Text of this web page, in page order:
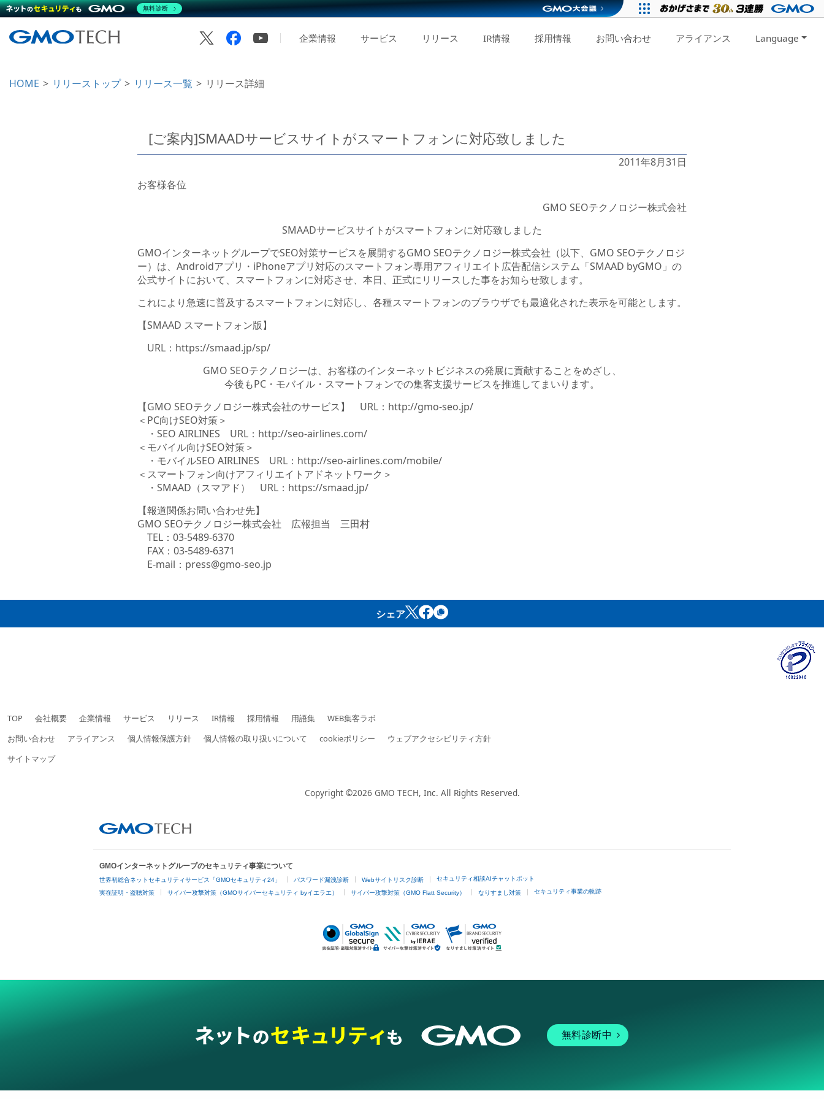
企業情報 サービス リリース IR情報 採用情報 お問い合わせ アライアンス Language
HOME リリーストップ リリース一覧 リリース詳細
[ご案内]SMAADサービスサイトがスマートフォンに対応致しました
2011年8月31日
お客様各位
GMO SEOテクノロジー株式会社
SMAADサービスサイトがスマートフォンに対応致しました
GMOインターネットグループでSEO対策サービスを展開するGMO SEOテクノロジー株式会社（以下、GMO SEOテクノロジ
ー）は、Androidアプリ・iPhoneアプリ対応のスマートフォン専用アフィリエイト広告配信システム「SMAAD byGMO」の
公式サイトにおいて、スマートフォンに対応させ、本日、正式にリリースした事をお知らせ致します。
これにより急速に普及するスマートフォンに対応し、各種スマートフォンのブラウザでも最適化された表示を可能とします。
【SMAAD スマートフォン版】
URL：https://smaad.jp/sp/
GMO SEOテクノロジーは、お客様のインターネットビジネスの発展に貢献することをめざし、
今後もPC・モバイル・スマートフォンでの集客支援サービスを推進してまいります。
【GMO SEOテクノロジー株式会社のサービス】 URL： http://gmo-seo.jp/
＜PC向けSEO対策＞
・SEO AIRLINES URL： http://seo-airlines.com/
＜モバイル向けSEO対策＞
・モバイルSEO AIRLINES URL： http://seo-airlines.com/mobile/
＜スマートフォン向けアフィリエイトアドネットワーク＞
・SMAAD（スマアド） URL：https://smaad.jp/
【報道関係お問い合わせ先】
GMO SEOテクノロジー株式会社 広報担当 三田村
TEL：03-5489-6370
FAX：03-5489-6371
E-mail：press@gmo-seo.jp
シェア
TOP 会社概要 企業情報 サービス リリース IR情報 採用情報 用語集
WEB集客ラボ
お問い合わせ
アライアンス 個人情報保護方針 個人情報の取り扱いについて cookieポリシー
ウェブアクセシビリティ方針
サイトマップ
Copyright ©2026 GMO TECH, Inc. All Rights Reserved.
GMOインターネットグループのセキュリティ事業について
世界初総合ネットセキュリティサービス「GMOセキュリティ24」 パスワード漏洩診断 Webサイトリスク診断 セキュリティ相談AIチャットボット
実在証明・盗聴対策 サイバー攻撃対策（GMOサイバーセキュリティ byイエラエ） サイバー攻撃対策（GMO Flatt Security） なりすまし対策 セキュリティ事業の軌跡
無料診断中
無料診断